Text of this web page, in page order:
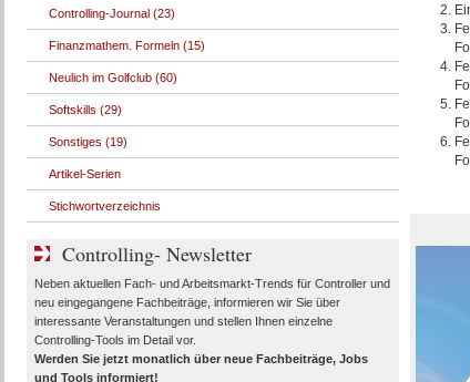
Controlling-Journal (23)
Finanzmathem. Formeln (15)
Neulich im Golfclub (60)
Softskills (29)
Sonstiges (19)
Artikel-Serien
Stichwortverzeichnis
Controlling- Newsletter
Neben aktuellen Fach- und Arbeitsmarkt-Trends für Controller und
neu eingegangene Fachbeiträge, informieren wir Sie über
interessante Veranstaltungen und stellen Ihnen einzelne
Controlling-Tools im Detail vor.
Werden Sie jetzt monatlich über neue Fachbeiträge, Jobs
und Toolsinformiert!